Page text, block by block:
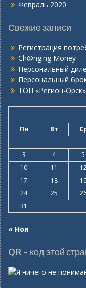
Февраль 2020
Свежие записи
Регистрация
Ch@nging Money
Персональный
Персональный
ТОП «Регион-
Пн Вт
3
4 5
10
11
17
18
24
25
31
« Ноя
QR - код этой